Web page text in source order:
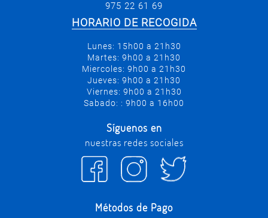
975 22 61 69
HORARIO DE RECOGIDA
Lunes: 15h00 a 21h30
Martes: 9h00 a 21h30
Miercoles: 9h00 a 21h30
Jueves: 9h00 a 21h30
Viernes: 9h00 a 21h30
Sabado: : 9h00 a 16h00
Síguenos en
nuestras redes sociales
Métodos de Pago